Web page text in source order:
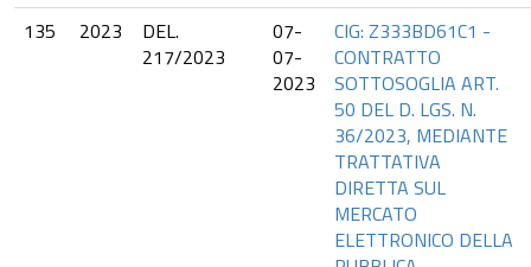
135
2023
DEL.
217/2023
07-
07-
2023
CIG: Z333BD61C1 -
CONTRATTO
SOTTOSOGLIA ART.
50 DEL D. LGS. N.
36/2023, MEDIANTE
TRATTATIVA
DIRETTA SUL
MERCATO
ELETTRONICO DELLA